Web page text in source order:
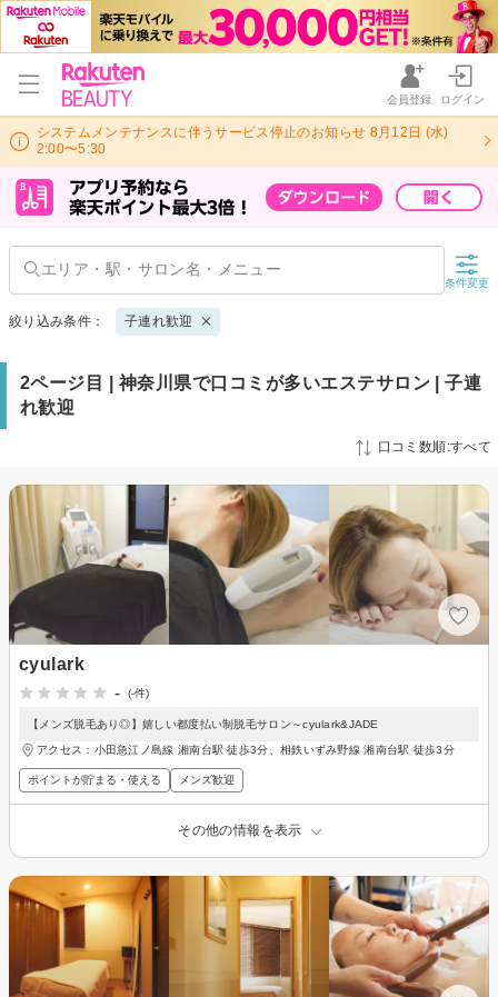
会員登録 ログイン
システムメンテナンスに伴うサービス停止のお知らせ 8月12日 (水)
2:00〜5:30
条件変更
絞り込み条件： 子連れ歓迎
2ページ目 | 神奈川県で口コミが多いエステサロン | 子連
れ歓迎
口コミ数順:すべて
cyulark
-
(-件)
【メンズ脱毛あり◎】嬉しい都度払い制脱毛サロン～cyulark&JADE
アクセス：小田急江ノ島線 湘南台駅 徒歩3分、相鉄いずみ野線 湘南台駅 徒歩3分
ポイントが貯まる・使える メンズ歓迎
その他の情報を表示